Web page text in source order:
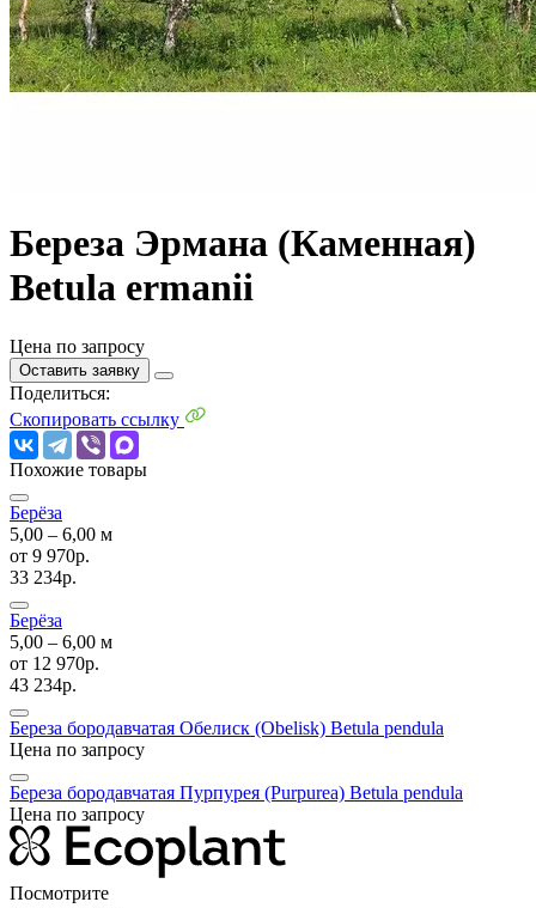
Береза Эрмана (Каменная)
Betula ermanii
Цена по запросу
Оставить заявку
Поделиться:
Скопировать ссылку
Похожие товары
Берёза
5,00 ‒ 6,00 м
от 9 970р.
33 234р.
Берёза
5,00 ‒ 6,00 м
от 12 970р.
43 234р.
Береза бородавчатая Обелиск (Obelisk) Betula pendula
Цена по запросу
Береза бородавчатая Пурпурея (Purpurea) Betula pendula
Цена по запросу
Посмотрите